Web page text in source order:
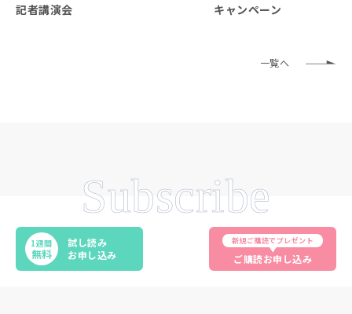
記者講演会 キャンペーン
一覧へ
Subscribe
1週間
無料
試し読み
お申し込み
新規ご購読でプレゼント
ご購読お申し込み